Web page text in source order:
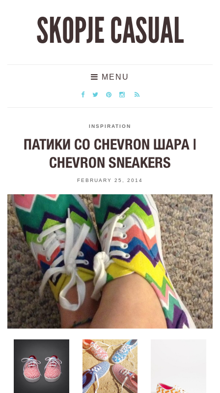
SKOPJE CASUAL
MENU
INSPIRATION
ПАТИКИ СО CHEVRON ШАРА |
CHEVRON SNEAKERS
FEBRUARY 25, 2014